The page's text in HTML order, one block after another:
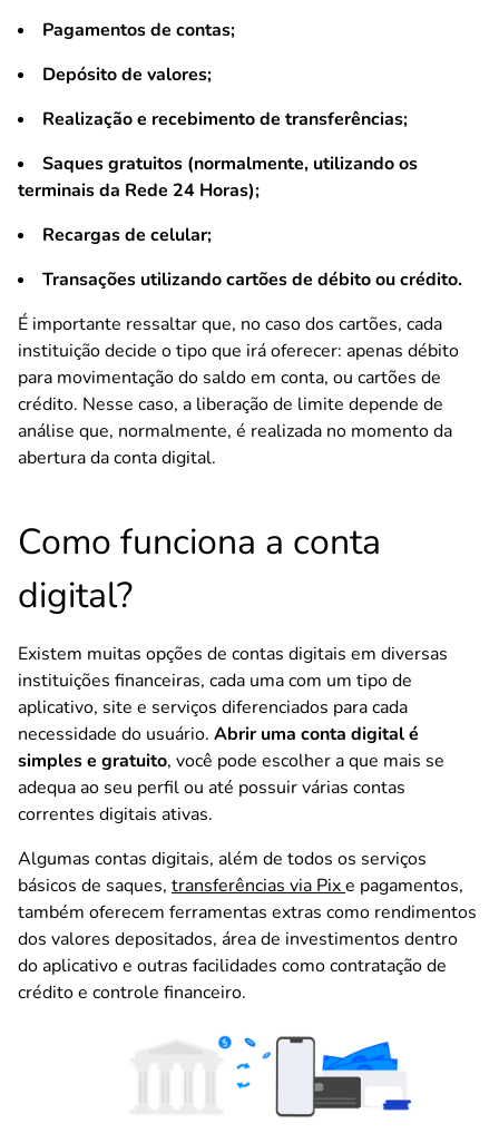
Pagamentos de contas;
Depósito de valores;
Realização e recebimento de transferências;
Saques gratuitos (normalmente, utilizando os
terminais da Rede 24 Horas);
Recargas de celular;
Transações utilizando cartões de débito ou crédito.
É importante ressaltar que, no caso dos cartões, cada
instituição decide o tipo que irá oferecer: apenas débito
para movimentação do saldo em conta, ou cartões de
crédito. Nesse caso, a liberação de limite depende de
análise que, normalmente, é realizada no momento da
abertura da conta digital.
Como funciona a conta
digital?
Existem muitas opções de contas digitais em diversas
instituições financeiras, cada uma com um tipo de
aplicativo, site e serviços diferenciados para cada
necessidade do usuário. Abrir uma conta digital é
simples e gratuito, você pode escolher a que mais se
adequa ao seu perfil ou até possuir várias contas
correntes digitais ativas.
Algumas contas digitais, além de todos os serviços
básicos de saques, transferências via Pixe pagamentos,
também oferecem ferramentas extras como rendimentos
dos valores depositados, área de investimentos dentro
do aplicativo e outras facilidades como contratação de
crédito e controle financeiro.